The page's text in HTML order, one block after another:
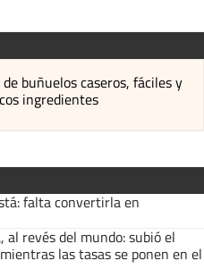
buñuelos caseros, fáciles y
ingredientes
falta convertirla en
al revés del mundo: subió el
las tasas se ponen en el